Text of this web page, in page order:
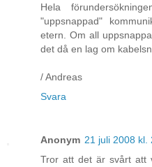
Hela
"uppsnappad"
etern. Om all
det då en lag om
/ Andreas
Svara
Anonym 21 juli 2008 kl.
Tror att det är svårt att